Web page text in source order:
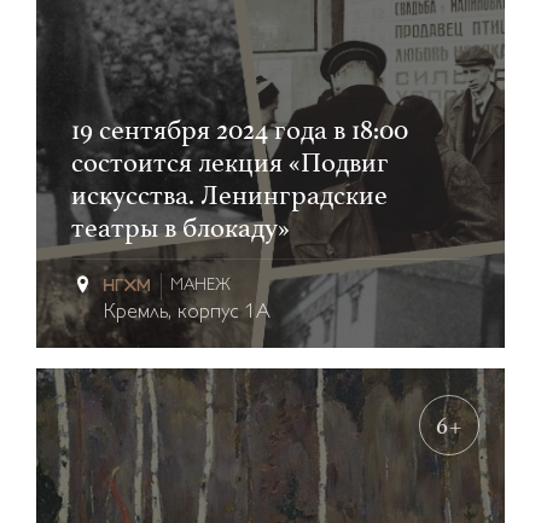
19 сентября 2024 года в 18:00
состоится лекция «Подвиг
искусства. Ленинградские
театры в блокаду»
МАНЕЖ
Кремль, корпус 1А
6+